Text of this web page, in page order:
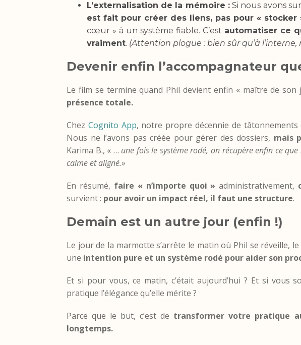
L’externalisation de la mémoire :Si nous avons
est fait pour créer des liens, pas pour « stocker
cœur » à un système fiable. C’est automatiser ce
vraiment. (Attention plogue : bien sûr qu’à
Devenir enfin l’accompagnateur
Le film se termine quand Phil devient enfin « maître de son
présence totale.
Chez Cognito App, notre propre décennie de tâtonnements
Nous ne l’avons pas créée pour gérer des dossiers, mais
Karima B., « … une fois le système rodé, on récupère enfin ce
calme et aligné.»
En résumé, faire « n’importe quoi » administrativement,
survient : pour avoir un impact réel, il faut une structure.
Demain est un autre jour (enfin !)
Le jour de la marmotte s’arrête le matin où Phil se réveille,
une intention pure et un système rodé pour aider son
Et si pour vous, ce matin, c’était aujourd’hui ? Et si
pratique l’élégance qu’elle mérite ?
Parce que le but, c’est de transformer votre pratique
longtemps.